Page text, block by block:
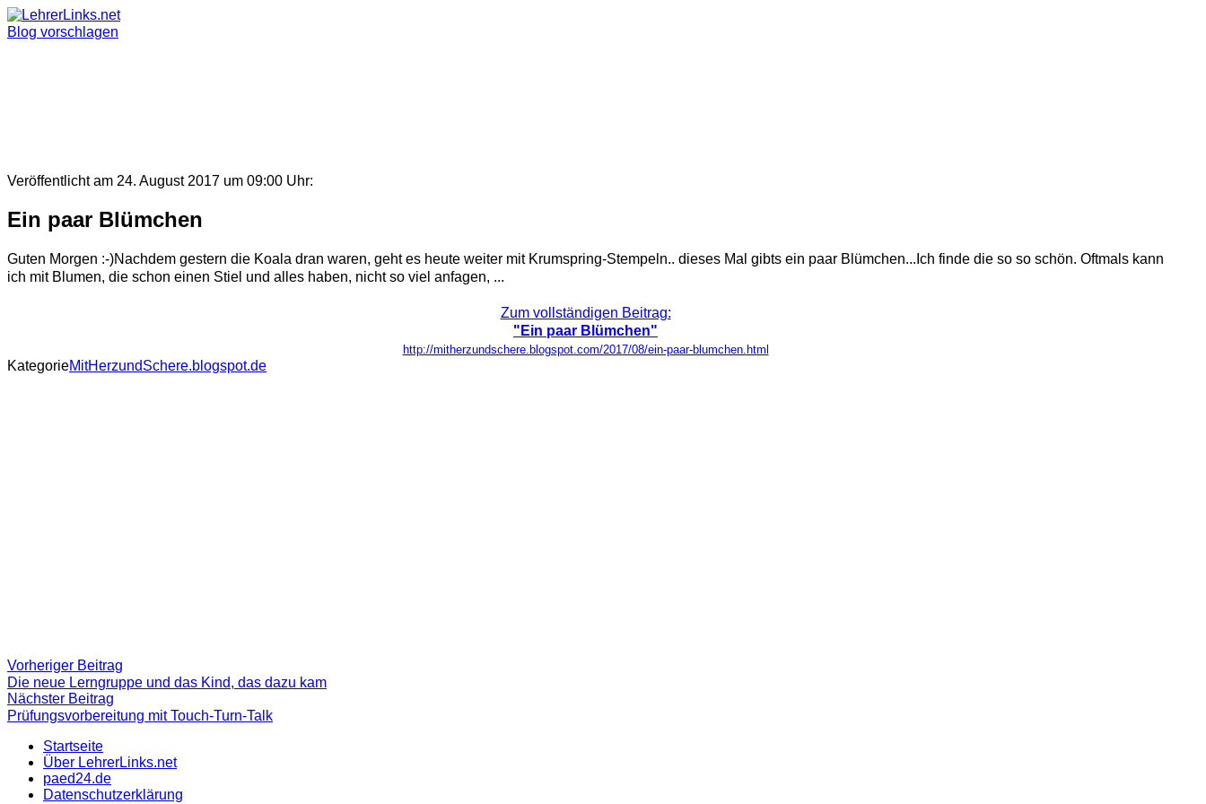
Skip
to
Blog vorschlagen
Veröffentlicht am 24. August 2017 um 09:00 Uhr:
Ein paar Blümchen
Guten Morgen :-)Nachdem gestern die Koala dran waren, geht es heute weiter mit Krumspring-Stempeln.. dieses Mal gibts ein paar Blümchen...Ich finde die so so schön. Oftmals kann
ich mit Blumen, die schon einen Stiel und alles haben, nicht so viel anfagen, ...
Zum vollständigen Beitrag:
"Ein paar Blümchen"
http://mitherzundschere.blogspot.com/2017/08/ein-paar-blumchen.html
KategorieMitHerzundSchere.blogspot.de
Beitragsnavigation
Vorheriger Beitrag
Beitrag:
Die neue Lerngruppe und das Kind, das dazu kam
Nächster Beitrag
Beitrag
Prüfungsvorbereitung mit Touch-Turn-Talk
Startseite
Über LehrerLinks.net
paed24.de
Datenschutzerklärung